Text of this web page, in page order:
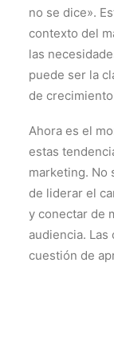
no se dice».
contexto del
las
puede ser la
de
Ahora es el
estas
marketing. No
de liderar el
y conectar de
audiencia.
cuestión de